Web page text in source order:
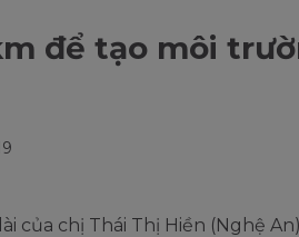
để tạo môi
của chị Thái Thị Hiền (Nghệ